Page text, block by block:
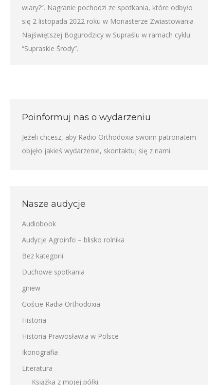
wiary?”. Nagranie pochodzi ze spotkania, które odbyło
się 2 listopada 2022 roku w Monasterze Zwiastowania
Najświętszej Bogurodzicy w Supraślu w ramach cyklu
“Supraskie Środy”.
Poinformuj nas o wydarzeniu
Jeżeli chcesz, aby Radio Orthodoxia swoim patronatem
objęło jakieś wydarzenie, skontaktuj się z nami.
Nasze audycje
Audiobook
Audycje Agroinfo – blisko rolnika
Bez kategorii
Duchowe spotkania
gniew
Goście Radia Orthodoxia
Historia
Historia Prawosławia w Polsce
Ikonografia
Literatura
Książka z mojej półki